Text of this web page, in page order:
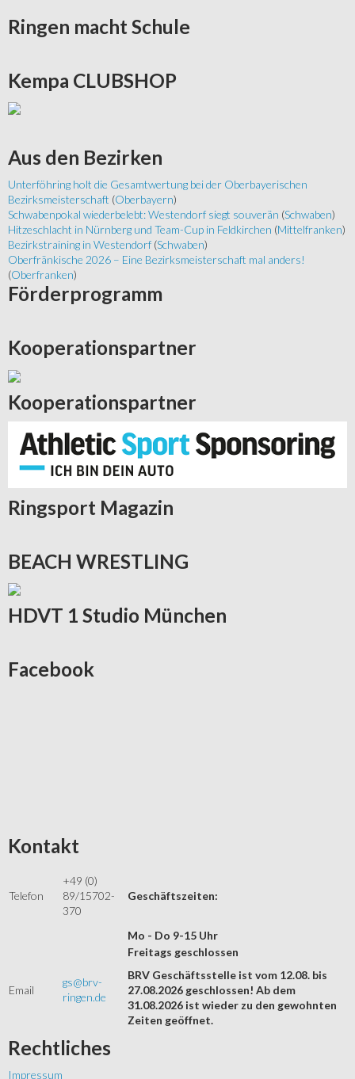
Ringen macht Schule
Kempa CLUBSHOP
Aus den Bezirken
Unterföhring holt die Gesamtwertung bei der Oberbayerischen
Bezirksmeisterschaft (Oberbayern)
Schwabenpokal wiederbelebt: Westendorf siegt souverän (Schwaben)
Hitzeschlacht in Nürnberg und Team-Cup in Feldkirchen (Mittelfranken)
Bezirkstraining in Westendorf (Schwaben)
Oberfränkische 2026 – Eine Bezirksmeisterschaft mal anders!
(Oberfranken)
Förderprogramm
Kooperationspartner
Kooperationspartner
Ringsport Magazin
BEACH WRESTLING
HDVT 1 Studio München
Facebook
Kontakt
Telefon
+49 (0)
89/15702-
370
Geschäftszeiten:
Mo - Do 9-15 Uhr
Email
gs@brv-
ringen.de
Freitags geschlossen
BRV Geschäftsstelle ist vom 12.08. bis
27.08.2026 geschlossen! Ab dem
31.08.2026 ist wieder zu den gewohnten
Zeiten geöffnet.
Rechtliches
Impressum